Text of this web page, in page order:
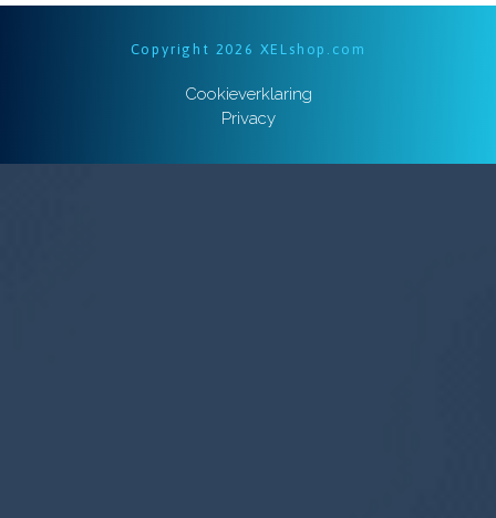
Copyright 2026 XELshop.com
Cookieverklaring
Privacy